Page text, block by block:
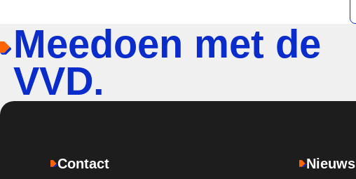
Meedoen met de
VVD.
Contact Nieuws